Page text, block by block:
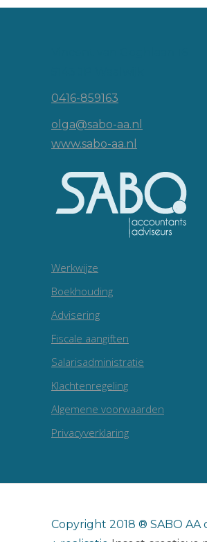
0416-859163
olga@sabo-aa.nl
www.sabo-aa.nl
Werkwijze
Boekhouding
Advisering
Fiscale aangiften
Salarisadministratie
Klachtenregeling
Algemene voorwaarden
Privacyverklaring
Copyright 2018 ® SABO AA